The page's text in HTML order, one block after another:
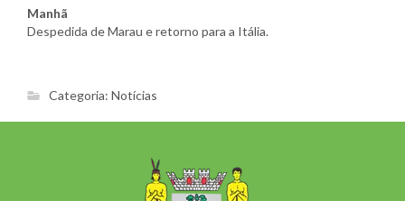
Manhã
Despedida de Marau e retorno para a Itália.
Categoria: Notícias